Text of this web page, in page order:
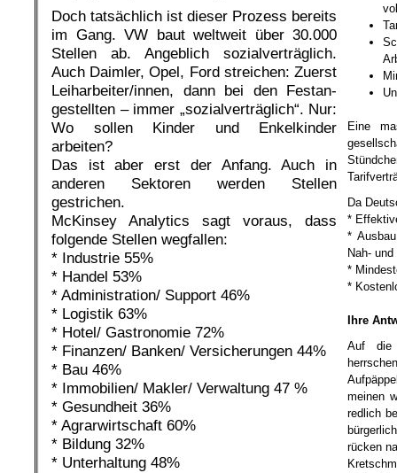
Doch tatsächlich ist dieser Prozess bereits
im Gang. VW baut weltweit über 30.000
Stellen ab. Angeblich sozialverträglich.
Auch Daimler, Opel, Ford streichen: Zuerst
Leiharbeiter/innen, dann bei den Festan-
gestellten – immer „sozialverträglich“. Nur:
Wo sollen Kinder und Enkelkinder
arbeiten?
Das ist aber erst der Anfang. Auch in
anderen Sektoren werden Stellen
gestrichen.
McKinsey Analytics sagt voraus, dass
folgende Stellen wegfallen:
* Industrie 55%
* Handel 53%
* Administration/ Support 46%
* Logistik 63%
* Hotel/ Gastronomie 72%
* Finanzen/ Banken/ Versicherungen 44%
* Bau 46%
* Immobilien/ Makler/ Verwaltung 47 %
* Gesundheit 36%
* Agrarwirtschaft 60%
* Bildung 32%
* Unterhaltung 48%
Eine
Da
*
*
Nah-
*
*
Ihre
Auf die
meinen
redlich
rücken